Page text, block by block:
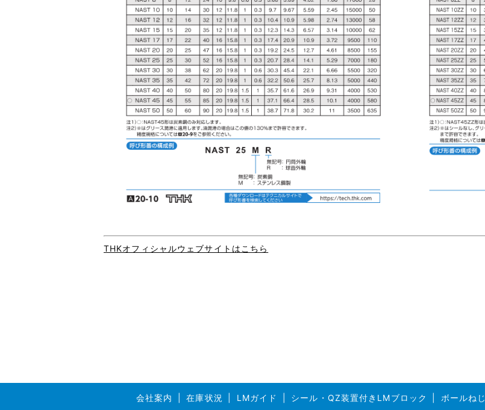
THKオフィシャルウェブサイトはこちら
会社案内 在庫状況 LMガイド シール・QZ装置付きLMブロック ボールねじ